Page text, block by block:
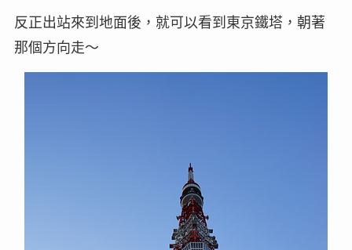
反正出站來到地面後，就可以看到東京鐵塔，朝著
那個方向走～